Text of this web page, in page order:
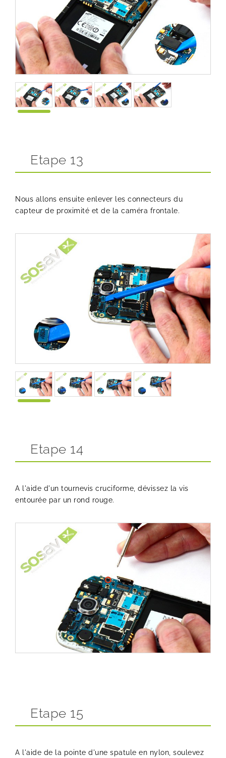
Etape 13
Nous allons ensuite enlever les connecteurs du
capteur de proximité et de la caméra frontale.
Etape 14
A l'aide d'un tournevis cruciforme, dévissez la vis
entourée par un rond rouge.
Etape 15
A l'aide de la pointe d'une spatule en nylon, soulevez